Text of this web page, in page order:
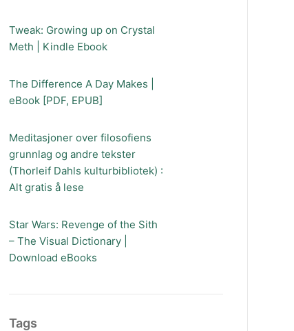
Tweak: Growing up on Crystal
Meth | Kindle Ebook
The Difference A Day Makes |
eBook [PDF, EPUB]
Meditasjoner over filosofiens
grunnlag og andre tekster
(Thorleif Dahls kulturbibliotek) :
Alt gratis å lese
Star Wars: Revenge of the Sith
– The Visual Dictionary |
Download eBooks
Tags